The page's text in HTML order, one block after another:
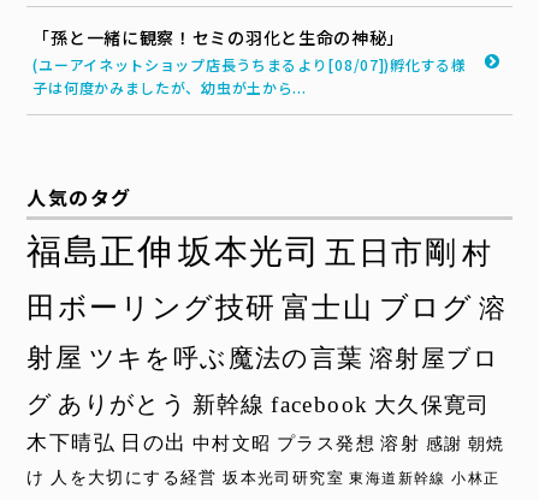
「孫と一緒に観察！セミの羽化と生命の神秘」
(ユーアイネットショップ店長うちまるより[08/07])孵化する様
子は何度かみましたが、幼虫が土から...
人気のタグ
福島正伸 坂本光司 五日市剛 村
田ボーリング技研 富士山 ブログ 溶
射屋 ツキを呼ぶ魔法の言葉 溶射屋ブロ
グ ありがとう 新幹線 facebook 大久保寛司
木下晴弘 日の出 中村文昭 プラス発想 溶射 感謝 朝焼
け 人を大切にする経営 坂本光司研究室 東海道新幹線 小林正